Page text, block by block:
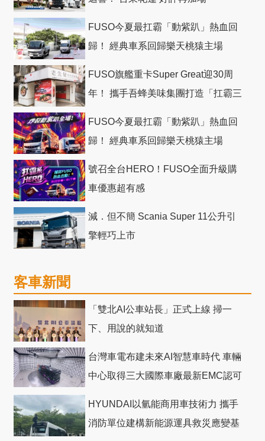
FUSO今夏最扛霸「動紫趴」熱血回
歸！ 經典車系回歸樂天桃猿主場
FUSO旗艦重卡Super Great迎30周
年！ 攜手吾蜂美味集團打造「扛霸三
FUSO今夏最扛霸「動紫趴」熱血回
歸！ 經典車系回歸樂天桃猿主場
號召全台HERO！FUSO全面升級購
車優惠超有感
減．但不簡 Scania Super 11公升引
擎輕巧上市
客車新聞
「雙北AI公車站長」正式上線 掃一
下、用說的就知道
台灣車電布建未來AI智慧車時代 車輛
中心取得三大國際車廠最新EMC認可
HYUNDAI以氫能商用車技術力 攜手
消防單位建構新能源運具救災應變基